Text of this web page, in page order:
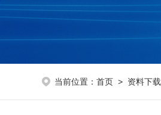
当前位置：首页 > 资料下载